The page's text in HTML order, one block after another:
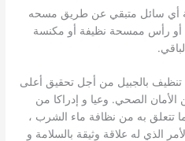
أي سائل متبقي عن طريق مسحه
أو رأس ممسحة نظيفة أو مكنسة
بالجبيل من أجل تحقيق أعلى
الصحي. وعيا و إدراكا من
تتعلق به من نظافة ماء الشرب ،
الذي له علاقة وثيقة بالسلامة و